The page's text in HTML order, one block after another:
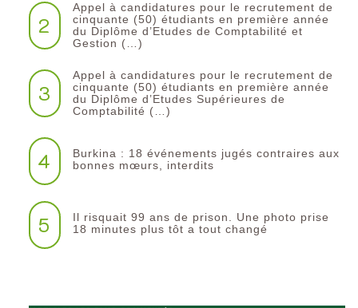
2
Appel à candidatures pour le recrutement de
cinquante (50) étudiants en première année
du Diplôme d’Etudes de Comptabilité et
Gestion (…)
3
Appel à candidatures pour le recrutement de
cinquante (50) étudiants en première année
du Diplôme d’Etudes Supérieures de
Comptabilité (…)
4
Burkina : 18 événements jugés contraires aux
bonnes mœurs, interdits
5
Il risquait 99 ans de prison. Une photo prise
18 minutes plus tôt a tout changé